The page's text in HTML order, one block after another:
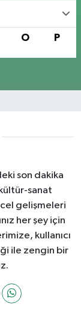
O P
son dakika
sanat
gelişmeleri
her şey için
kullanıcı
ile zengin bir